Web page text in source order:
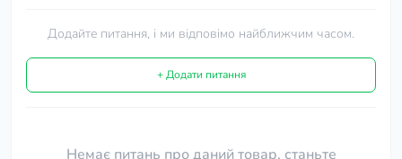
Додайте питання, і ми відповімо найближчим часом.
+ Додати питання
Немає питань про даний товар, станьте